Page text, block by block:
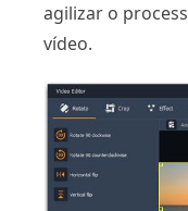
agilizar o
vídeo.